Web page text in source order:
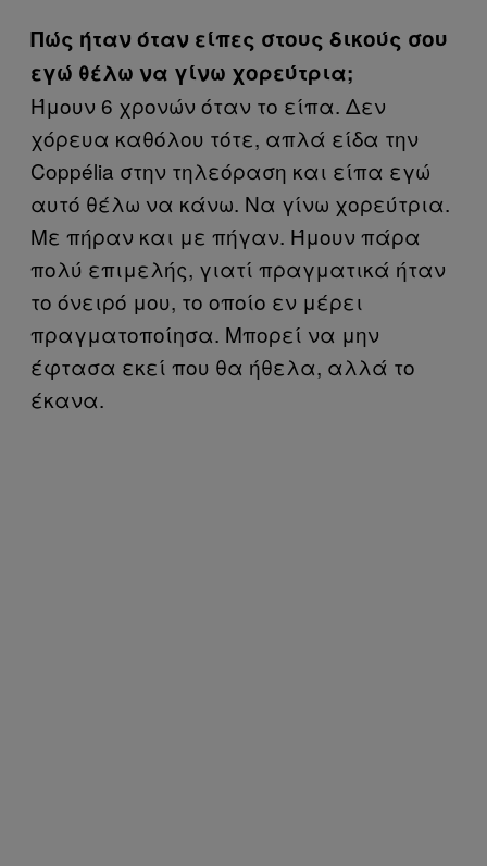
Πώς ήταν όταν είπες στους δικούς σου
εγώ θέλω να γίνω χορεύτρια;
Ήμουν 6 χρονών όταν το είπα. Δεν
χόρευα καθόλου τότε, απλά είδα την
Coppélia στην τηλεόραση και είπα εγώ
αυτό θέλω να κάνω. Να γίνω χορεύτρια.
Με πήραν και με πήγαν. Ήμουν πάρα
πολύ επιμελής, γιατί πραγματικά ήταν
το όνειρό μου, το οποίο εν μέρει
πραγματοποίησα. Μπορεί να μην
έφτασα εκεί που θα ήθελα, αλλά το
έκανα.